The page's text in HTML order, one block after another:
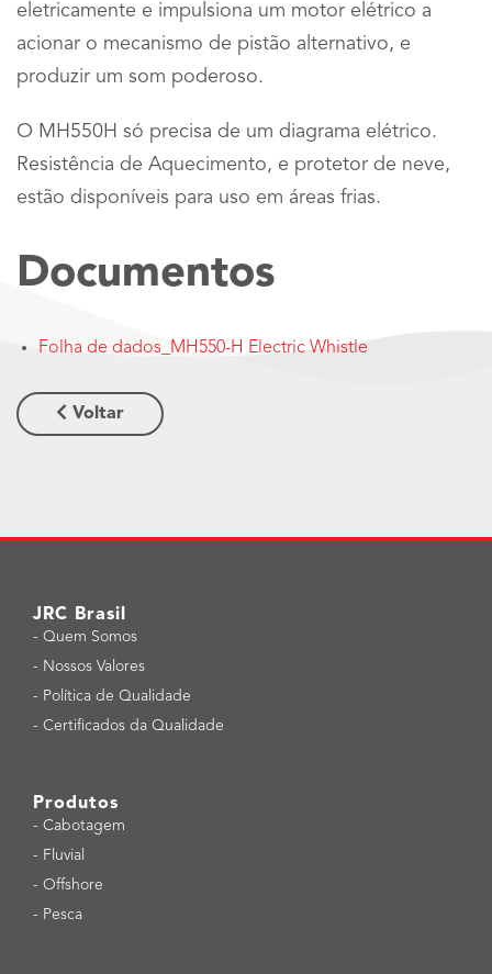
eletricamente e impulsiona um motor elétrico a
acionar o mecanismo de pistão alternativo, e
produzir um som poderoso.
O MH550H só precisa de um diagrama elétrico.
Resistência de Aquecimento, e protetor de neve,
estão disponíveis para uso em áreas frias.
Documentos
Folha de dados_MH550-H Electric Whistle
Voltar
JRC Brasil
- Quem Somos
- Nossos Valores
- Política de Qualidade
- Certificados da Qualidade
Produtos
- Cabotagem
- Fluvial
- Offshore
- Pesca